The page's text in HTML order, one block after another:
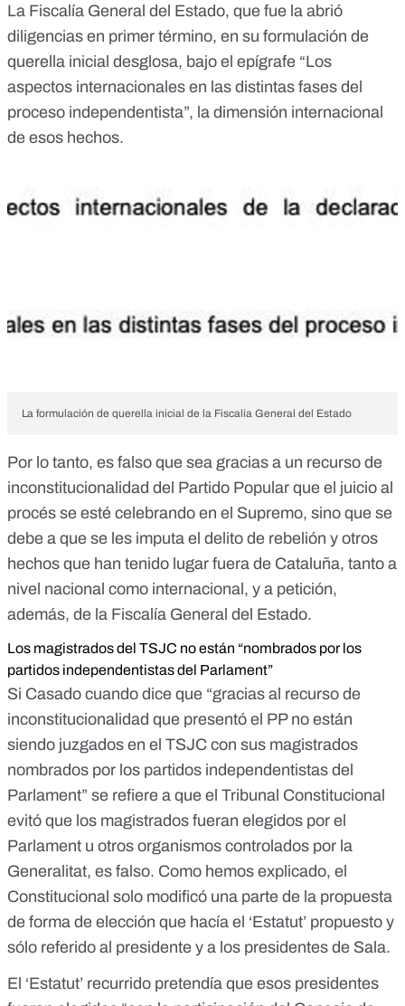
La Fiscalía General del Estado, que fue la abrió
diligencias en primer término, en su formulación de
querella inicial desglosa, bajo el epígrafe “Los
aspectos internacionales en las distintas fases del
proceso independentista”, la dimensión internacional
de esos hechos.
La formulación de querella inicial de la Fiscalía General del Estado
Por lo tanto, es falso que sea gracias a un recurso de
inconstitucionalidad del Partido Popular que el juicio al
procés se esté celebrando en el Supremo, sino que se
debe a que se les imputa el delito de rebelión y otros
hechos que han tenido lugar fuera de Cataluña, tanto a
nivel nacional como internacional, y a petición,
además, de la Fiscalía General del Estado.
Los magistrados del TSJC no están “nombrados por los
partidos independentistas del Parlament”
Si Casado cuando dice que “gracias al recurso de
inconstitucionalidad que presentó el PP no están
siendo juzgados en el TSJC con sus magistrados
nombrados por los partidos independentistas del
Parlament” se refiere a que el Tribunal Constitucional
evitó que los magistrados fueran elegidos por el
Parlament u otros organismos controlados por la
Generalitat, es falso. Como hemos explicado, el
Constitucional solo modificó una parte de la propuesta
de forma de elección que hacía el ‘Estatut’ propuesto y
sólo referido al presidente y a los presidentes de Sala.
El ‘Estatut’ recurrido pretendía que esos presidentes